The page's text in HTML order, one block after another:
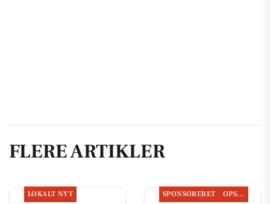
FLERE ARTIKLER
LOKALT NYT SPONSORERET OPSLAGSTAVLEN